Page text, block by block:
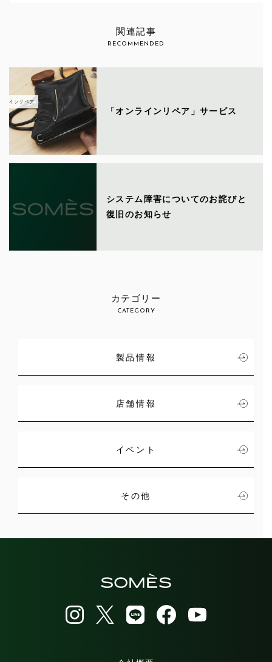
関連記事
RECOMMENDED
「オンラインリペア」サービス
システム障害についてのお詫びと
復旧のお知らせ
カテゴリー
CATEGORY
製品情報
店舗情報
イベント
その他